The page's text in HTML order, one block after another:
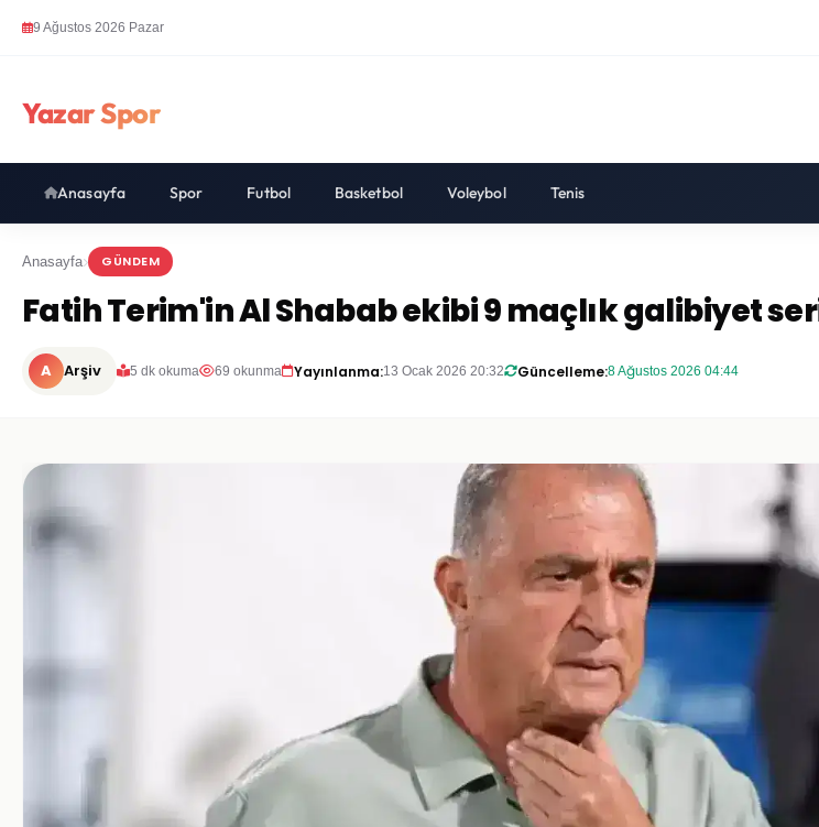
9 Ağustos 2026 Pazar
Yazar Spor
Anasayfa Spor Futbol Basketbol Voleybol Tenis
Anasayfa GÜNDEM
Fatih Terim'in Al Shabab ekibi 9 maçlık galibiyet
A Arşiv 5 dk okuma 69 okunma Yayınlanma:13 Ocak 2026 20:32 Güncelleme:8 Ağustos 2026 04:44